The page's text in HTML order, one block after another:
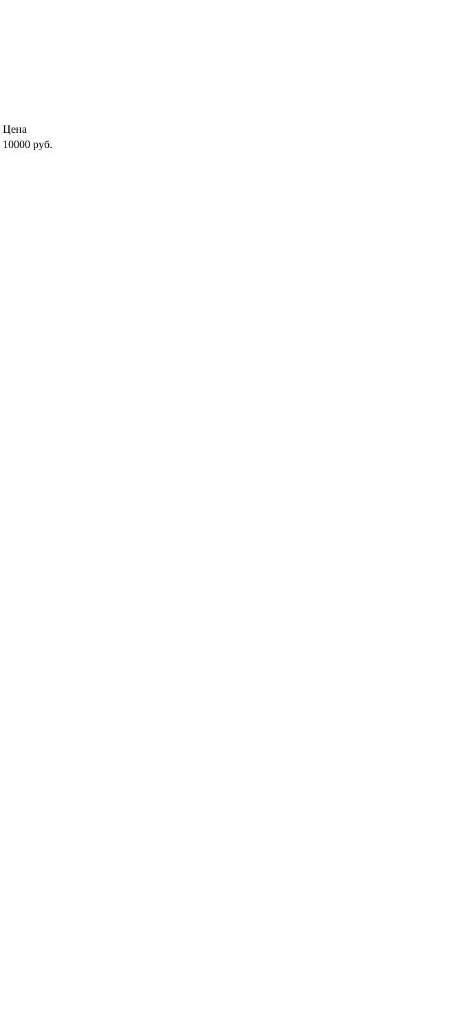
Цена
10000 руб.